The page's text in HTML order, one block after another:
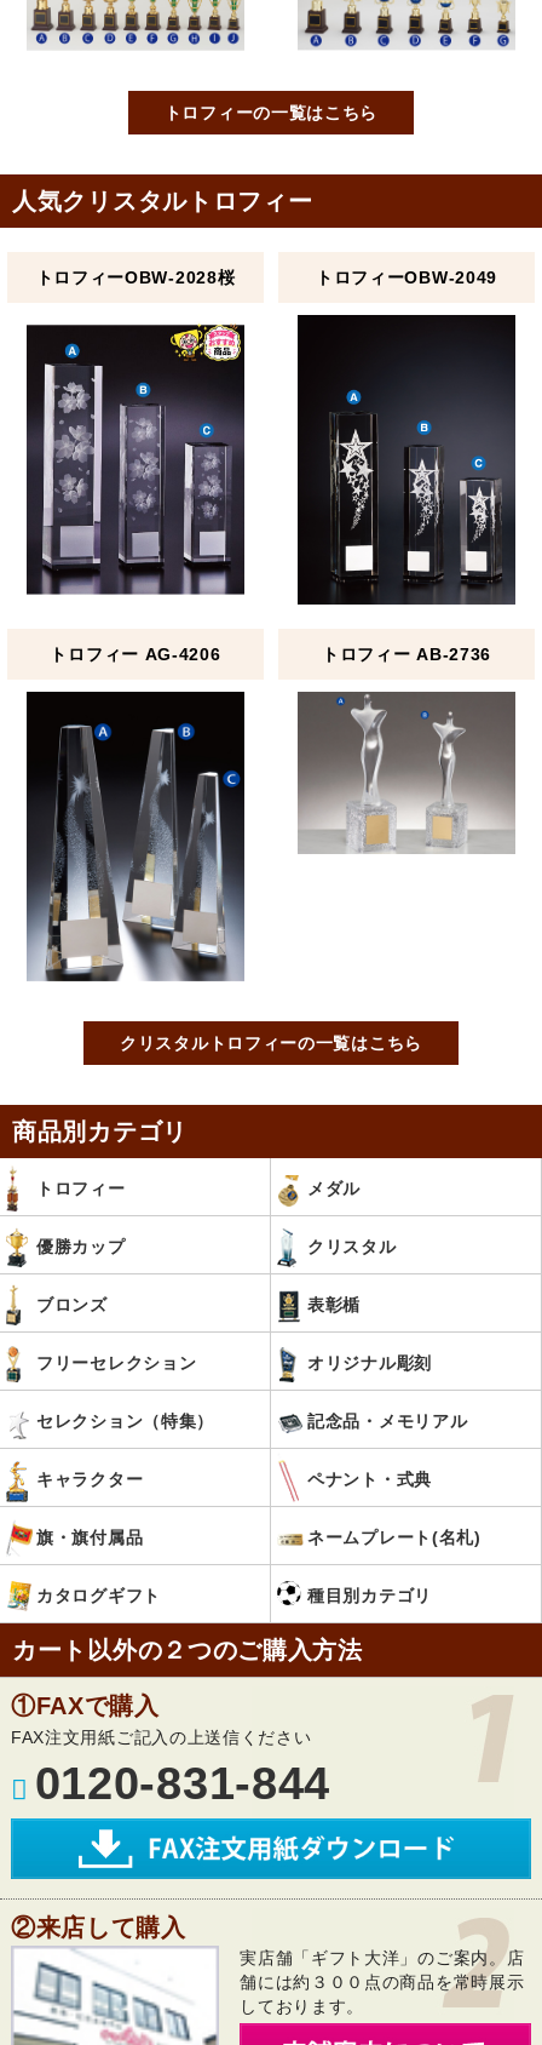
トロフィーの一覧はこちら
人気クリスタルトロフィー
トロフィーOBW-2028桜 トロフィーOBW-2049
トロフィー AG-4206 トロフィー AB-2736
クリスタルトロフィーの一覧はこちら
商品別カテゴリ
トロフィー メダル
優勝カップ クリスタル
ブロンズ 表彰楯
フリーセレクション オリジナル彫刻
セレクション（特集） 記念品・メモリアル
キャラクター ペナント・式典
旗・旗付属品 ネームプレート(名札)
カタログギフト 種目別カテゴリ
カート以外の２つのご購入方法
①FAXで購入
FAX注文用紙ご記入の上送信ください
0120-831-844
②来店して購入
実店舗「ギフト大洋」のご案内。店
舗には約３００点の商品を常時展示
しております。